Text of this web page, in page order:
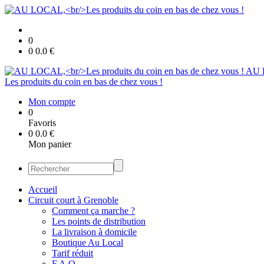
0
0 0.0 €
AU
Les produits du coin en bas de chez vous !
Mon compte
0
Favoris
0 0.0 €
Mon panier
Accueil
Circuit court à Grenoble
Comment ça marche ?
Les points de distribution
La livraison à domicile
Boutique Au Local
Tarif réduit